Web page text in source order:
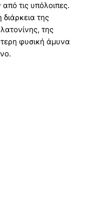
τις υπόλοιπες.
της
της
φυσική άμυνα